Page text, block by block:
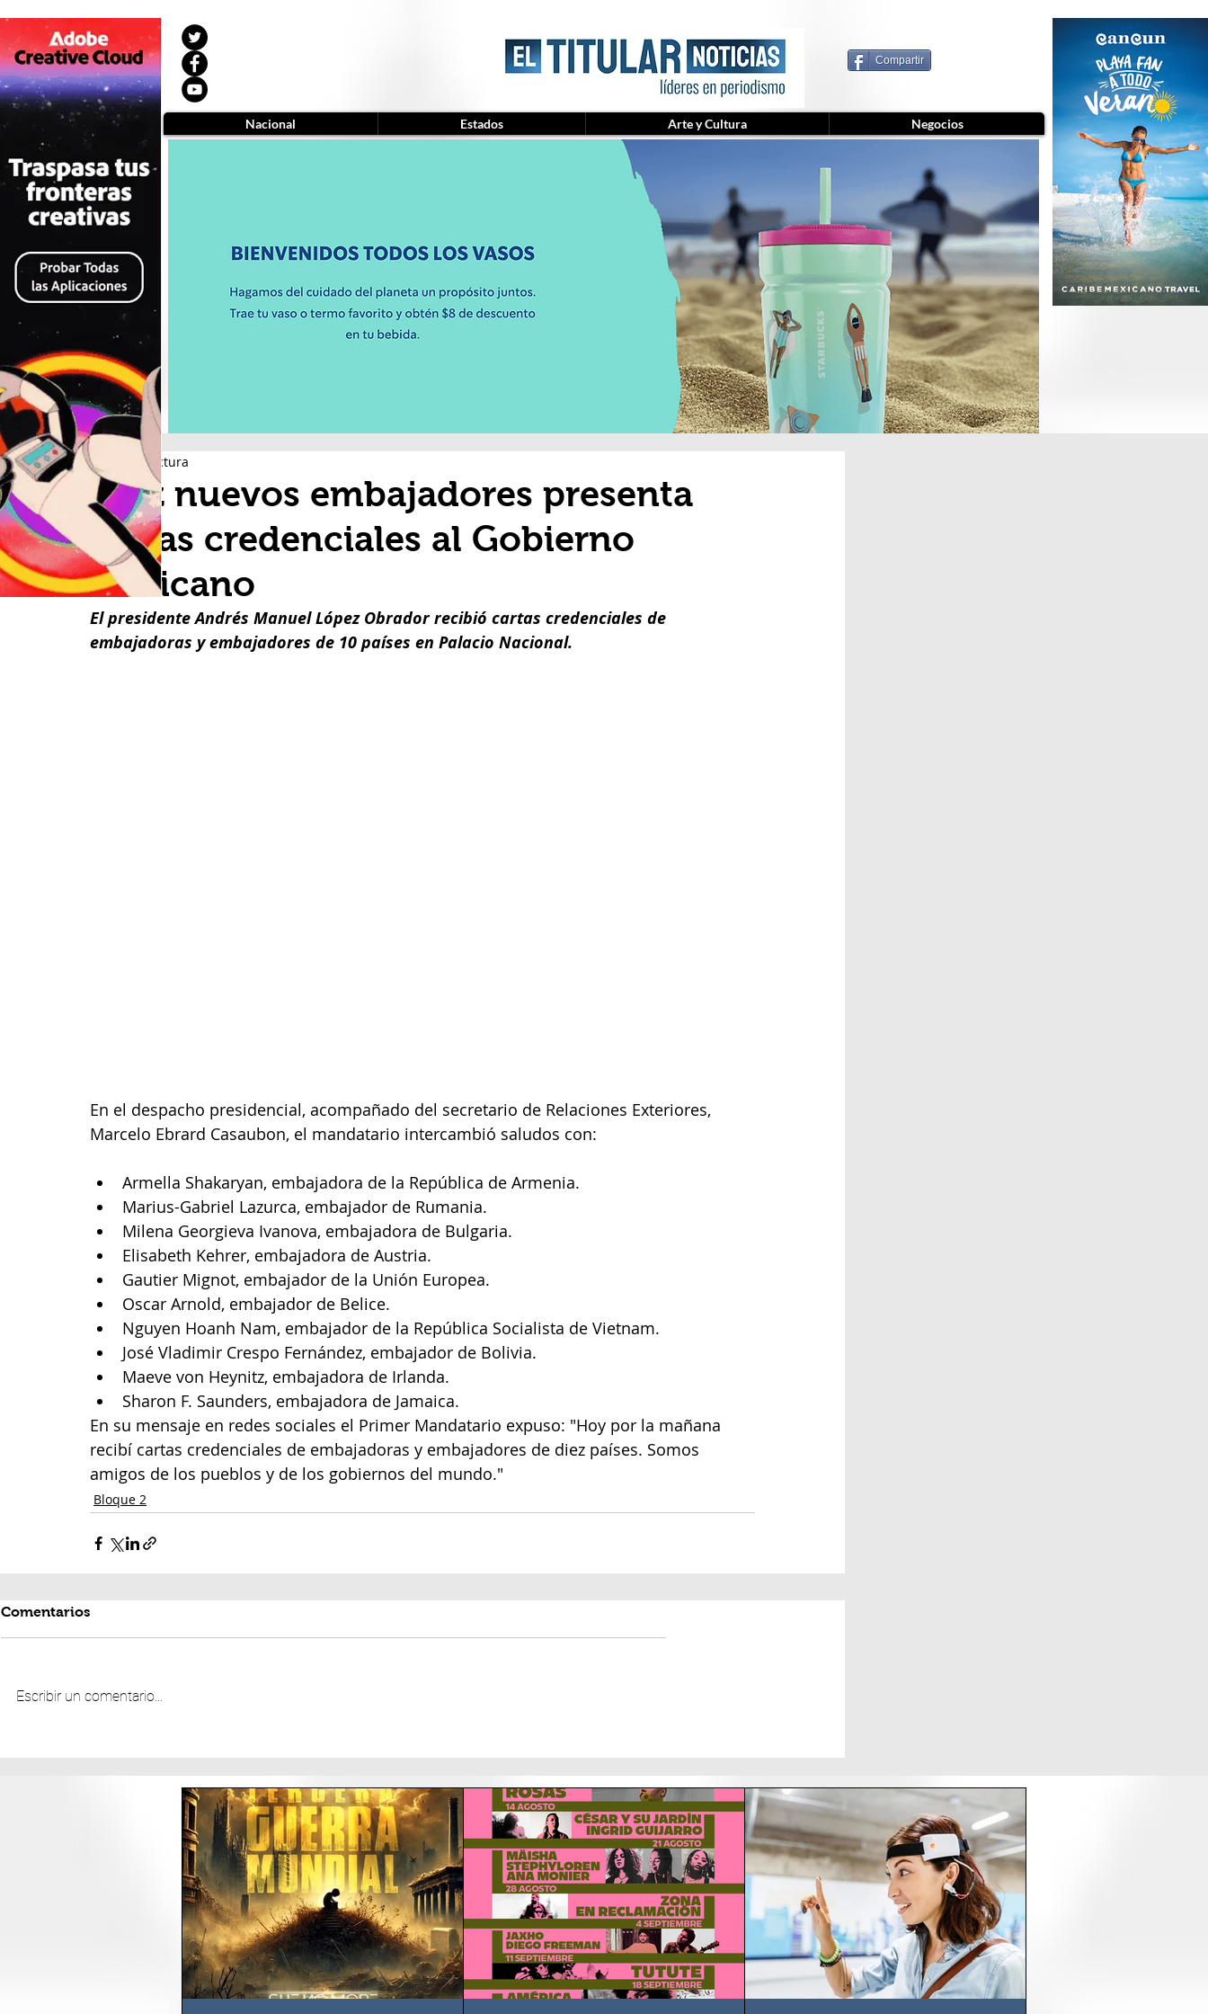
Compartir
Diez nuevos embajadores presenta
cartas credenciales al Gobierno
Mexicano
1 min de lectura
El presidente Andrés Manuel López Obrador recibió cartas credenciales de
embajadoras y embajadores de 10 países en Palacio Nacional.
En el despacho presidencial, acompañado del secretario de Relaciones Exteriores,
Marcelo Ebrard Casaubon, el mandatario intercambió saludos con:
Armella Shakaryan, embajadora de la República de Armenia.
Marius-Gabriel Lazurca, embajador de Rumania.
Milena Georgieva Ivanova, embajadora de Bulgaria.
Elisabeth Kehrer, embajadora de Austria.
Gautier Mignot, embajador de la Unión Europea.
Oscar Arnold, embajador de Belice.
Nguyen Hoanh Nam, embajador de la República Socialista de Vietnam.
José Vladimir Crespo Fernández, embajador de Bolivia.
Maeve von Heynitz, embajadora de Irlanda.
Sharon F. Saunders, embajadora de Jamaica.
En su mensaje en redes sociales el Primer Mandatario expuso: "Hoy por la mañana
recibí cartas credenciales de embajadoras y embajadores de diez países. Somos
amigos de los pueblos y de los gobiernos del mundo."
Bloque 2
Comentarios
Escribir un comentario...
Nacional Estados Arte y Cultura Negocios